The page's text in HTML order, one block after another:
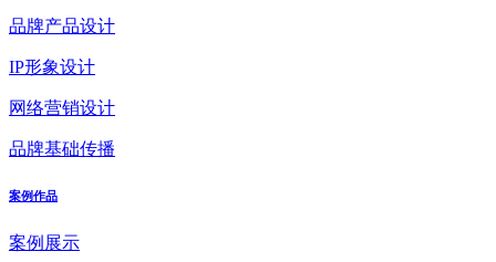
品牌产品设计
IP形象设计
网络营销设计
品牌基础传播
案例作品
案例展示